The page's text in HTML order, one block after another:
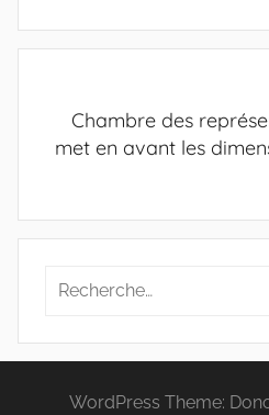
Chambre des
met en avant les
Recherche
:
WordPress Theme: